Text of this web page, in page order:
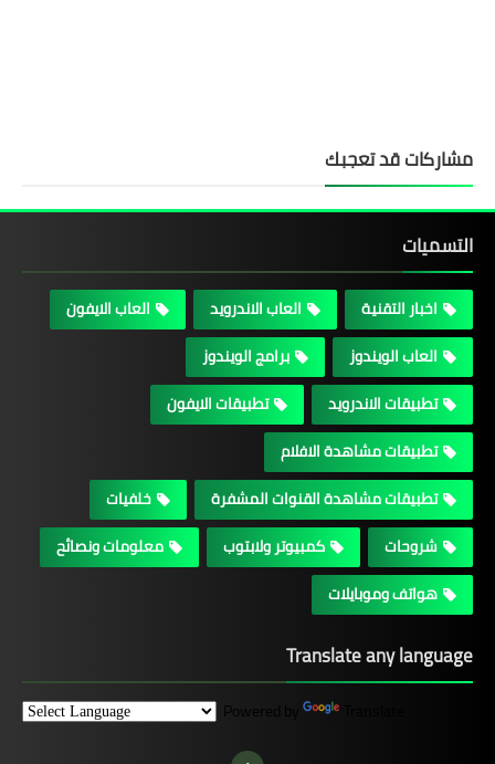
مشاركات قد تعجبك
التسميات
اخبار التقنية العاب الاندرويد
العاب الايفون
العاب الويندوز
برامج الويندوز
تطبيقات الاندرويد
تطبيقات الايفون
تطبيقات مشاهدة الافلام
تطبيقات مشاهدة القنوات المشفرة
خلفيات
شروحات
كمبيوتر ولابتوب
معلومات ونصائح
هواتف وموبايلات
Translate any language
Powered by